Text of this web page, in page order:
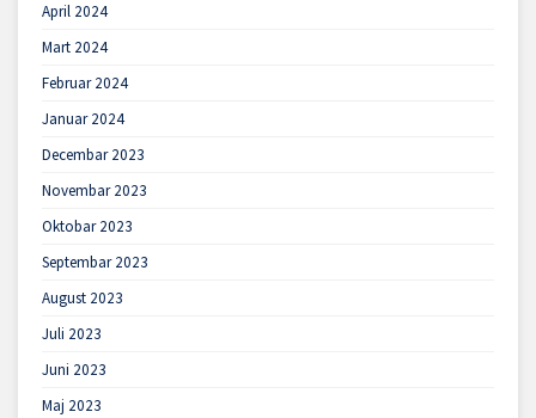
April 2024
Mart 2024
Februar 2024
Januar 2024
Decembar 2023
Novembar 2023
Oktobar 2023
Septembar 2023
August 2023
Juli 2023
Juni 2023
Maj 2023